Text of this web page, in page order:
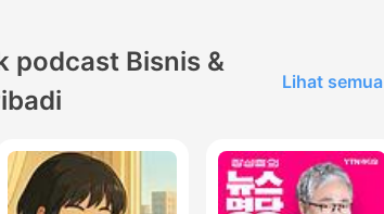
podcast Bisnis &
Lihat semua